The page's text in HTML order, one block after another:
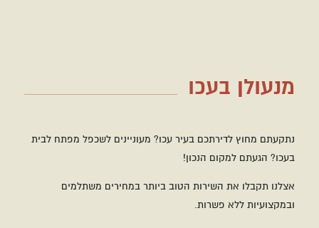
מנעולן בעכו
נתקעתם מחוץ לדירתכם בעיר עכו? מעוניינים לשכפל מפתח לבית
בעכו? הגעתם למקום הנכון!
אצלנו תקבלו את השירות הטוב ביותר במחירים משתלמים
ובמקצועיות ללא פשרות.